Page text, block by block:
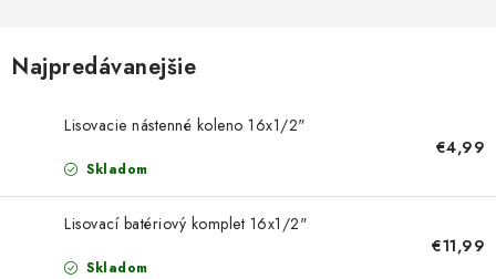
Doprava a Platba
Najpredávanejšie
Lisovacie nástenné koleno 16x1/2"
Skladom
€4,99
Lisovací batériový komplet 16x1/2"
Skladom
€11,99